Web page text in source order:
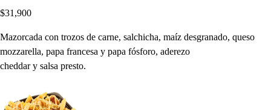
$31,900
Mazorcada con trozos de carne, salchicha, maíz desgranado, queso
mozzarella, papa francesa y papa fósforo, aderezo
cheddar y salsa presto.